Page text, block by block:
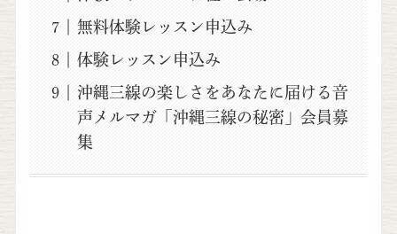
無料体験レッスン申込み
体験レッスン申込み
沖縄三線の楽しさをあなたに届ける音
声メルマガ「沖縄三線の秘密」会員募
集